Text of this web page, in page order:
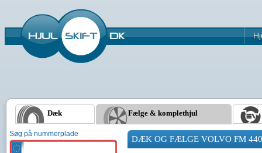
Dæk Fælge & komplethjul
Søg på nummerplade
DÆK OG FÆLGE VOLVO FM